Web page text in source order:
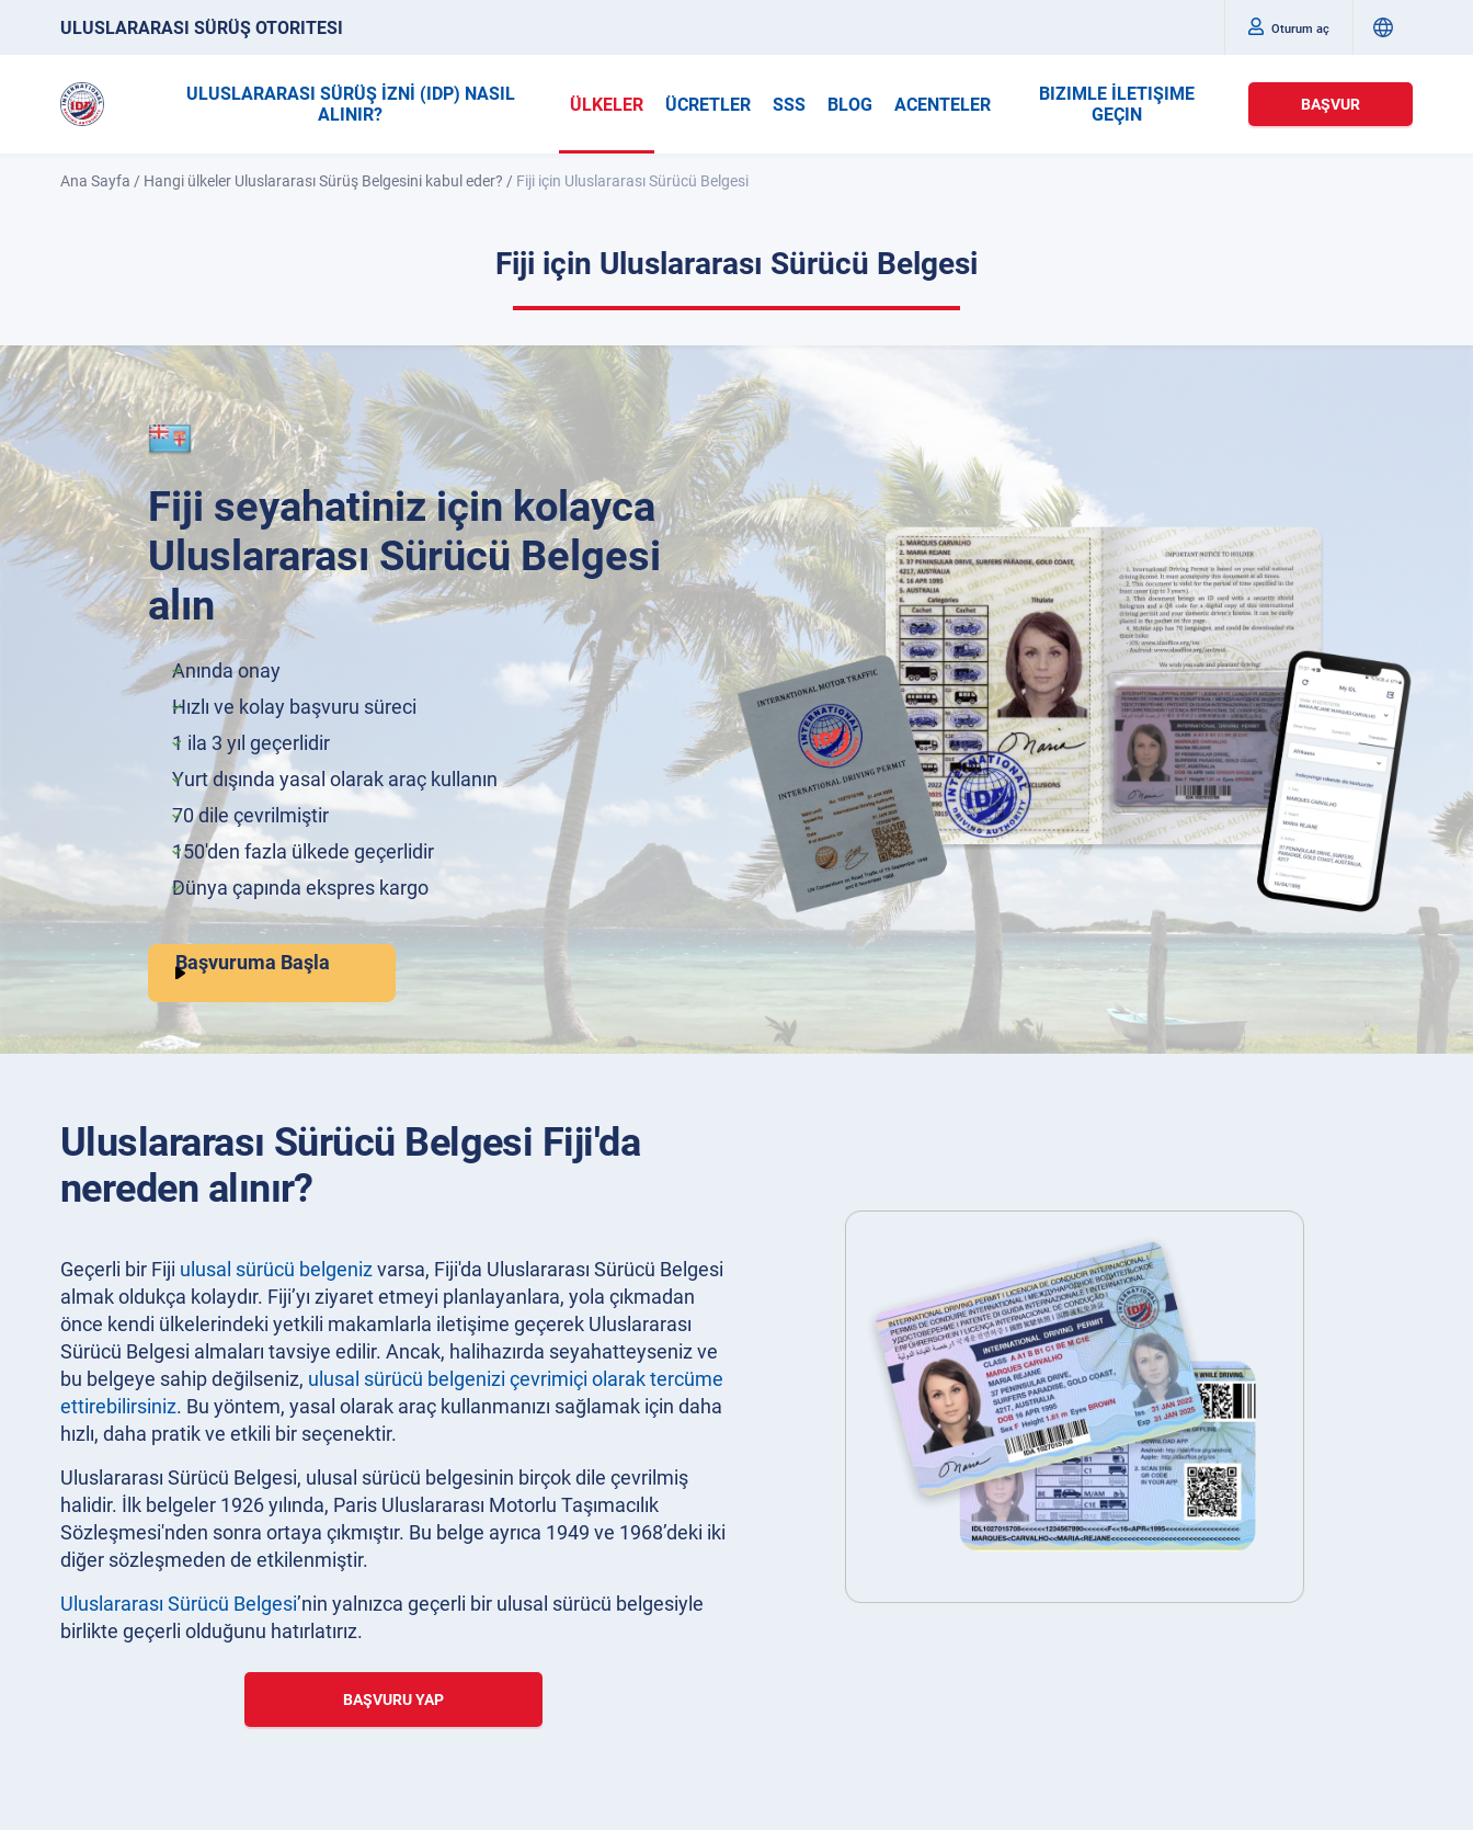
ULUSLARARASI SÜRÜŞ OTORITESI Oturum aç
ULUSLARARASI SÜRÜŞ İZNİ (IDP) NASIL
ALINIR?
ÜLKELER ÜCRETLER SSS BLOG ACENTELER
BIZIMLE İLETIŞIME
GEÇIN
BAŞVUR
Ana Sayfa / Hangi ülkeler Uluslararası Sürüş Belgesini kabul eder? / Fiji için Uluslararası Sürücü Belgesi
Fiji için Uluslararası Sürücü Belgesi
Fiji seyahatiniz için kolayca
Uluslararası Sürücü Belgesi
alın
Anında onay
Hızlı ve kolay başvuru süreci
1 ila 3 yıl geçerlidir
Yurt dışında yasal olarak araç kullanın
70 dile çevrilmiştir
150'den fazla ülkede geçerlidir
Dünya çapında ekspres kargo
Başvuruma Başla
Uluslararası Sürücü Belgesi Fiji'da
nereden alınır?
Geçerli bir Fiji ulusal sürücü belgenizvarsa, Fiji'da Uluslararası Sürücü Belgesi
almak oldukça kolaydır. Fiji’yı ziyaret etmeyi planlayanlara, yola çıkmadan
önce kendi ülkelerindeki yetkili makamlarla iletişime geçerek Uluslararası
Sürücü Belgesi almaları tavsiye edilir. Ancak, halihazırda seyahatteyseniz ve
bu belgeye sahip değilseniz, ulusal sürücü belgenizi çevrimiçi olarak tercüme
ettirebilirsiniz. Bu yöntem, yasal olarak araç kullanmanızı sağlamak için daha
hızlı, daha pratik ve etkili bir seçenektir.
Uluslararası Sürücü Belgesi, ulusal sürücü belgesinin birçok dile çevrilmiş
halidir. İlk belgeler 1926 yılında, Paris Uluslararası Motorlu Taşımacılık
Sözleşmesi'nden sonra ortaya çıkmıştır. Bu belge ayrıca 1949 ve 1968’deki iki
diğer sözleşmeden de etkilenmiştir.
Uluslararası Sürücü Belgesi’nin yalnızca geçerli bir ulusal sürücü belgesiyle
birlikte geçerli olduğunu hatırlatırız.
BAŞVURU YAP